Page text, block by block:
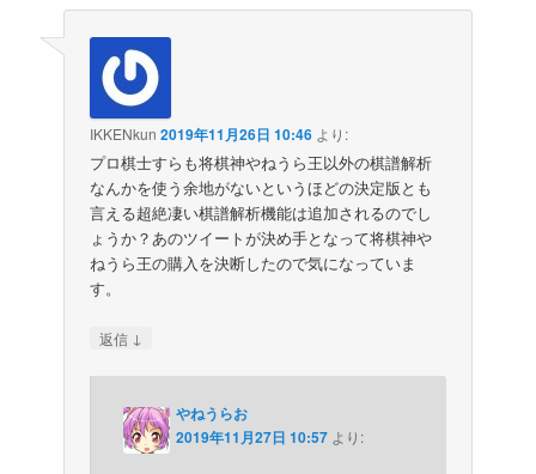
IKKENkun 2019年11月26日 10:46 より:
プロ棋士すらも将棋神やねうら王以外の棋譜解析
なんかを使う余地がないというほどの決定版とも
言える超絶凄い棋譜解析機能は追加されるのでし
ょうか？あのツイートが決め手となって将棋神や
ねうら王の購入を決断したので気になっていま
す。
返信 ↓
やねうらお
2019年11月27日 10:57 より: